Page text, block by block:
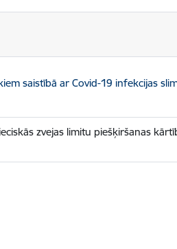
saistībā ar Covid-19 infekcijas
zvejas limitu piešķiršanas